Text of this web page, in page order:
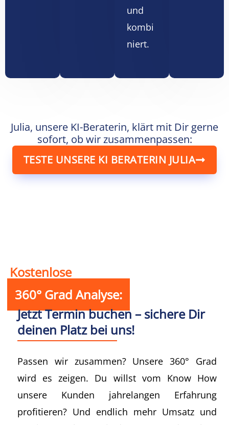
und
kombi
niert.
Julia, unsere KI-Beraterin, klärt mit Dir gerne
sofort, ob wir zusammenpassen:
TESTE UNSERE KI BERATERIN JULIA
Kostenlose
360° Grad Analyse:
Jetzt Termin buchen – sichere Dir
deinen Platz bei uns!
Passen wir zusammen? Unsere 360° Grad
wird es zeigen. Du willst vom Know How
unsere Kunden jahrelangen Erfahrung
profitieren? Und endlich mehr Umsatz und